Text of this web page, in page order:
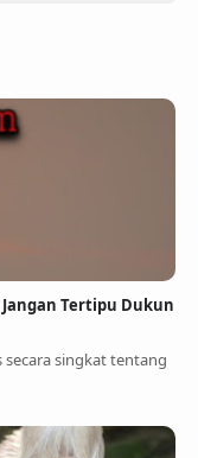
Tertipu Dukun
singkat tentang